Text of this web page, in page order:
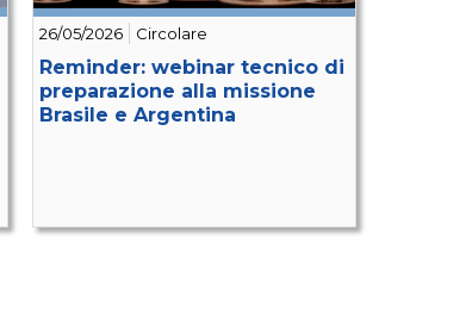
26/05/2026 Circolare
Reminder: webinar tecnico di
preparazione alla missione
Brasile e Argentina